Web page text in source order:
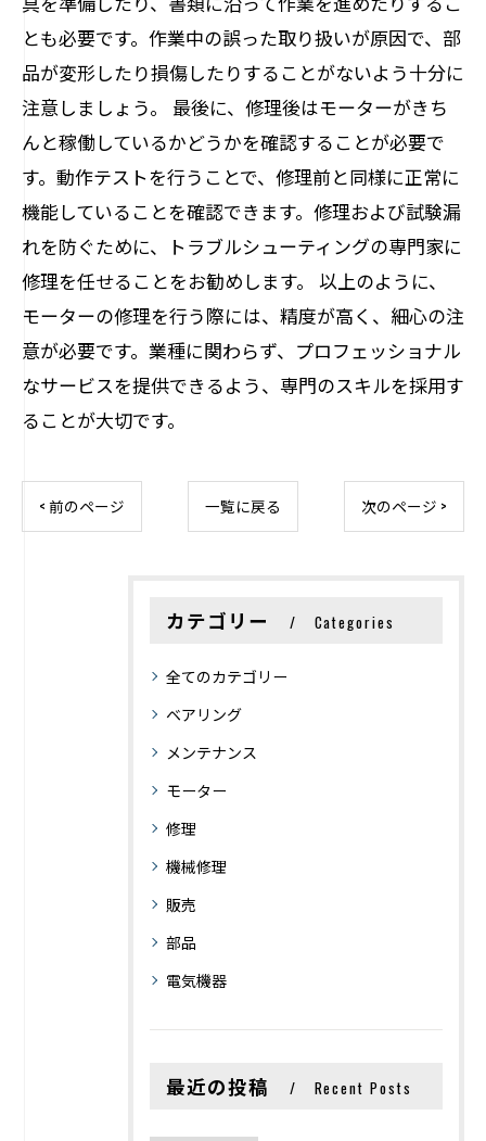
とも必要です。作業中の誤った取り扱いが原因で、部
品が変形したり損傷したりすることがないよう十分に
注意しましょう。 最後に、修理後はモーターがきち
んと稼働しているかどうかを確認することが必要で
す。動作テストを行うことで、修理前と同様に正常に
機能していることを確認できます。修理および試験漏
れを防ぐために、トラブルシューティングの専門家に
修理を任せることをお勧めします。 以上のように、
モーターの修理を行う際には、精度が高く、細心の注
意が必要です。業種に関わらず、プロフェッショナル
なサービスを提供できるよう、専門のスキルを採用す
ることが大切です。
< 前のページ 一覧に戻る 次のページ >
カテゴリー Categories
全てのカテゴリー
ベアリング
メンテナンス
モーター
修理
機械修理
販売
部品
電気機器
最近の投稿 Recent Posts